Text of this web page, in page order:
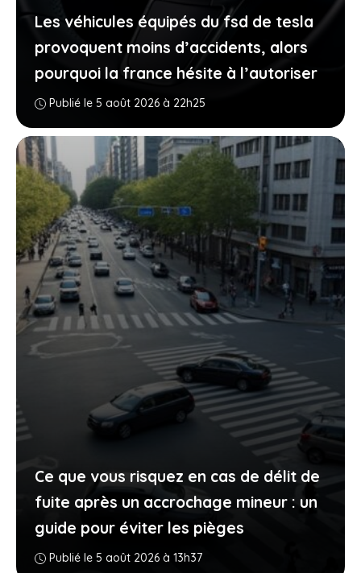
Les véhicules équipés du fsd de tesla
provoquent moins d’accidents, alors
pourquoi la france hésite à l’autoriser
Publié le 5 août 2026 à 22h25
Ce que vous risquez en cas de délit de
fuite après un accrochage mineur : un
guide pour éviter les pièges
Publié le 5 août 2026 à 13h37